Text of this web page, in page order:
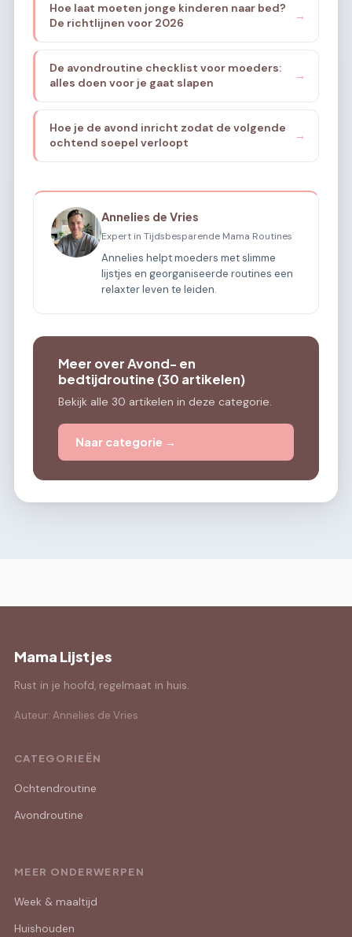
Hoe laat moeten jonge kinderen naar bed?
De richtlijnen voor 2026
→
De avondroutine checklist voor moeders:
alles doen voor je gaat slapen
→
Hoe je de avond inricht zodat de volgende
ochtend soepel verloopt
→
Annelies de Vries
Expert in Tijdsbesparende Mama Routines
Annelies helpt moeders met slimme
lijstjes en georganiseerde routines een
relaxter leven te leiden.
Meer over Avond- en
bedtijdroutine (30 artikelen)
Bekijk alle 30 artikelen in deze categorie.
Naar categorie →
Mama Lijstjes
Rust in je hoofd, regelmaat in huis.
Auteur: Annelies de Vries
CATEGORIEËN
Ochtendroutine
Avondroutine
MEER ONDERWERPEN
Week & maaltijd
Huishouden